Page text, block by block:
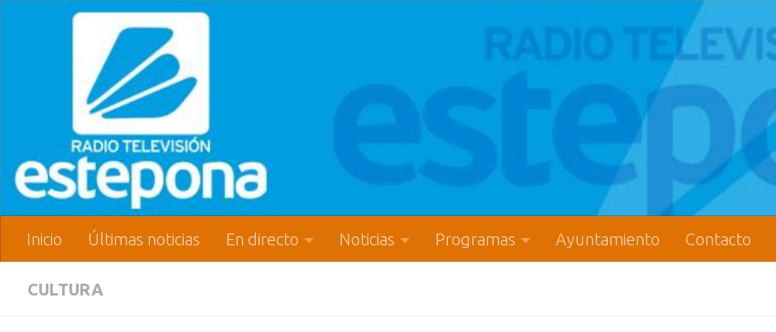
Inicio Últimas noticias En directo Noticias Programas Ayuntamiento Contacto
CULTURA